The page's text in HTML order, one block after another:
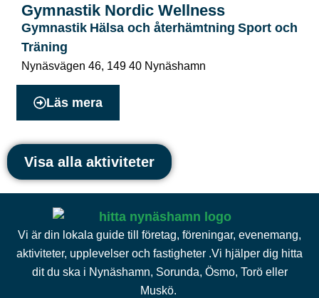
Gymnastik Nordic Wellness
Gymnastik Hälsa och återhämtning Sport och
Träning
Nynäsvägen 46, 149 40 Nynäshamn
Läs mera
Visa alla aktiviteter
Vi är din lokala guide till företag, föreningar, evenemang,
aktiviteter, upplevelser och fastigheter .Vi hjälper dig hitta
dit du ska i Nynäshamn, Sorunda, Ösmo, Torö eller
Muskö.